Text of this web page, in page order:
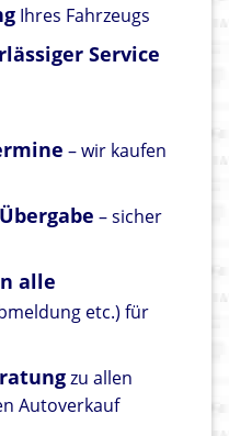
Ihres Fahrzeugs
Service
– wir kaufen
– sicher
alle
etc.) für
zu allen
Autoverkauf